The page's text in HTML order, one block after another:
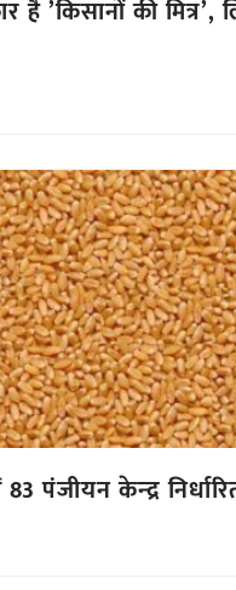
है ’किसानों की मित्र’,
पंजीयन केन्‍द्र